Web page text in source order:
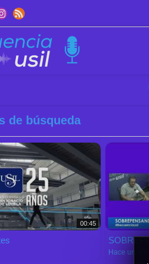
de búsqueda
00:45
Hace un año